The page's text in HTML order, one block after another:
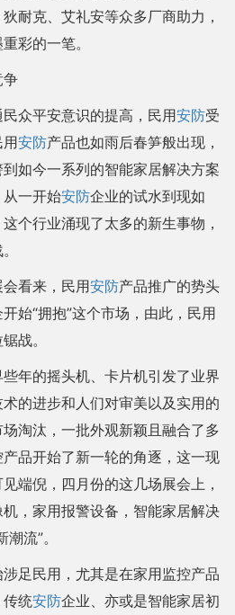
耐克、艾礼安等众多厂商助力，
彩的一笔。
争
众平安意识的提高，民用安防受
安防产品也如雨后春笋般出现，
如今一系列的智能家居解决方案
一开始安防企业的试水到现如
个行业涌现了太多的新生事物，
看来，民用安防产品推广的势头
始“拥抱”这个市场，由此，民用
战。
年的摇头机、卡片机引发了业界
的进步和人们对审美以及实用的
淘汰，一批外观新颖且融合了多
品开始了新一轮的角逐，这一现
端倪，四月份的这几场展会上，
，家用报警设备，智能家居解决
流”。
足民用，尤其是在家用监控产品
传统安防企业、亦或是智能家居初